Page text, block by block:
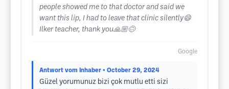
people showed me to that doctor and said we
want this lip, I had to leave that clinic silently😄
Ilker teacher, thank you🙏🏼🙃
Google
Antwort vom Inhaber • October 29, 2024
Güzel yorumunuz bizi çok mutlu etti sizi